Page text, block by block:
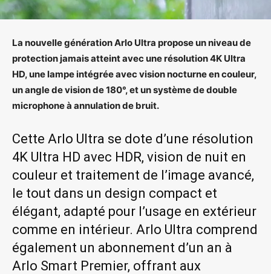
La nouvelle génération Arlo Ultra propose un niveau de
protection jamais atteint avec une résolution 4K Ultra
HD, une lampe intégrée avec vision nocturne en couleur,
un angle de vision de 180°, et un système de double
microphone à annulation de bruit.
Cette Arlo Ultra se dote d’une résolution
4K Ultra HD avec HDR, vision de nuit en
couleur et traitement de l’image avancé,
le tout dans un design compact et
élégant, adapté pour l’usage en extérieur
comme en intérieur. Arlo Ultra comprend
également un abonnement d’un an à
Arlo Smart Premier, offrant aux